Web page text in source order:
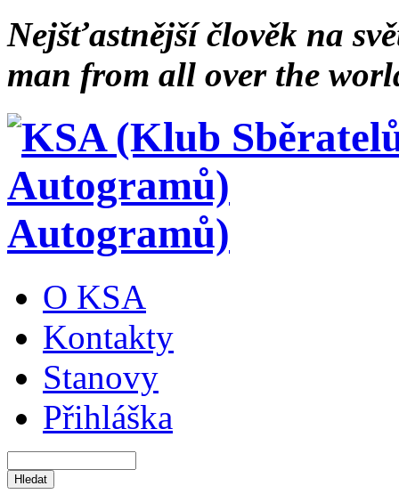
Nejšťastnější člověk na
man from all over the
Autogramů)
O KSA
Kontakty
Stanovy
Přihláška